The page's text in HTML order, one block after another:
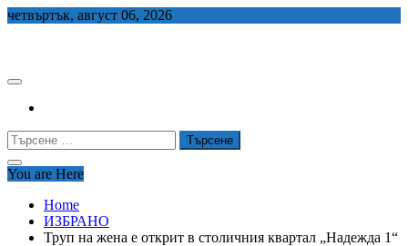
Skip
четвъртък, август 06, 2026
Търсене
за:
You are Here
Home
ИЗБРАНО
Труп на жена е открит в столичния квартал „Надежда 1“